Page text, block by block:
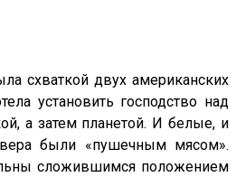
схваткой двух американских
установить господство над
а затем планетой. И белые, и
были «пушечным мясом».
сложившимся положением